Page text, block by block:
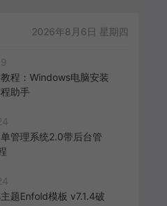
2026年8月6日 星期四
程：Windows电脑安装
助手
管理系统2.0带后台管
题Enfold模板 v7.1.4破